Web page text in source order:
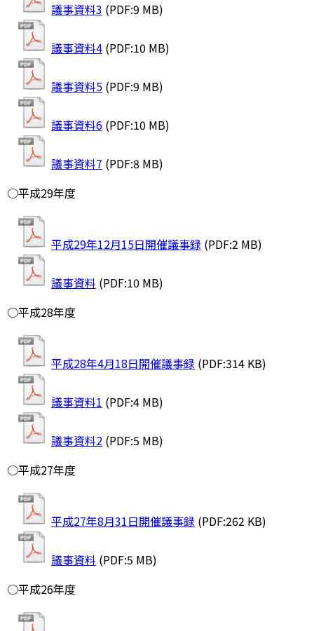
議事資料3 (PDF:9 MB)
議事資料4 (PDF:10 MB)
議事資料5 (PDF:9 MB)
議事資料6 (PDF:10 MB)
議事資料7 (PDF:8 MB)
○平成29年度
平成29年12月15日開催議事録 (PDF:2 MB)
議事資料 (PDF:10 MB)
○平成28年度
平成28年4月18日開催議事録 (PDF:314 KB)
議事資料1 (PDF:4 MB)
議事資料2 (PDF:5 MB)
○平成27年度
平成27年8月31日開催議事録 (PDF:262 KB)
議事資料 (PDF:5 MB)
○平成26年度